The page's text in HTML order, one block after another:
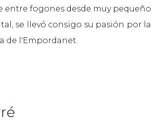
entre fogones desde muy pequeño
se llevó consigo su pasión por la
de l'Empordanet.